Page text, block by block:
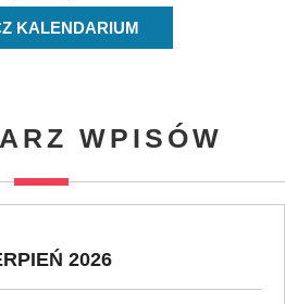
KALENDARIUM
WPISÓW
2026